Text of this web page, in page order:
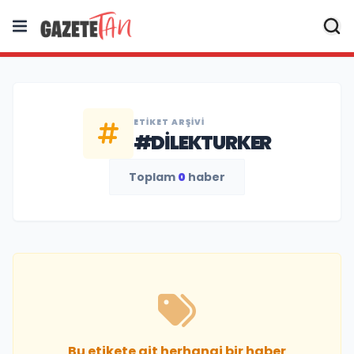
ETIKET ARŞIVI
#DILEKTURKER
Toplam 0 haber